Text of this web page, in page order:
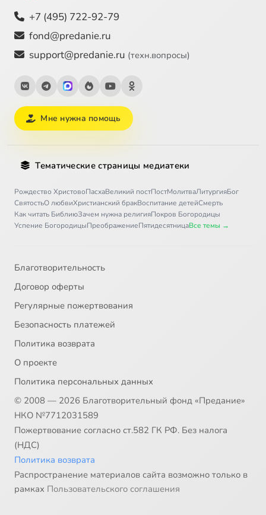
+7 (495) 722-92-79
fond@predanie.ru
support@predanie.ru (техн.вопросы)
Мне нужна помощь
Тематические страницы медиатеки
Рождество ХристовоПасхаВеликий постПостМолитваЛитургияБог
СвятостьО любвиХристианский бракВоспитание детейСмерть
Как читать БиблиюЗачем нужна религияПокров Богородицы
Успение БогородицыПреображениеПятидесятницаВсе темы →
Благотворительность
Договор оферты
Регулярные пожертвования
Безопасность платежей
Политика возврата
О проекте
Политика персональных данных
© 2008 — 2026 Благотворительный фонд «Предание»
НКО №7712031589
Пожертвование согласно ст.582 ГК РФ. Без налога
(НДС)
Политика возврата
Распространение материалов сайта возможно только в
рамках Пользовательского соглашения